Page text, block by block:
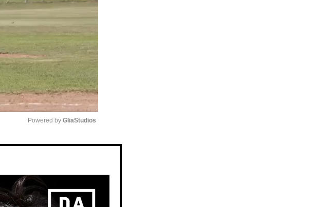
Powered by GliaStudios